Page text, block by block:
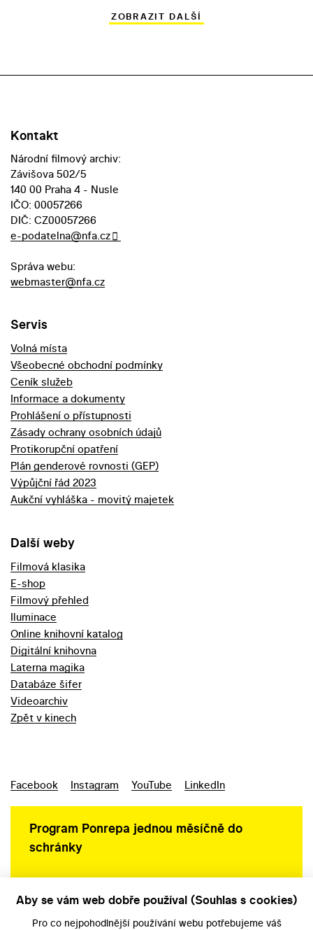
ZOBRAZIT DALŠÍ
Kontakt
Národní filmový archiv:
Závišova 502/5
140 00 Praha 4 - Nusle
IČO: 00057266
DIČ: CZ00057266
e-podatelna@nfa.cz
Správa webu:
webmaster@nfa.cz
Servis
Volná místa
Všeobecné obchodní podmínky
Ceník služeb
Informace a dokumenty
Prohlášení o přístupnosti
Zásady ochrany osobních údajů
Protikorupční opatření
Plán genderové rovnosti (GEP)
Výpůjční řád 2023
Aukční vyhláška - movitý majetek
Další weby
Filmová klasika
E-shop
Filmový přehled
Iluminace
Online knihovní katalog
Digitální knihovna
Laterna magika
Databáze šifer
Videoarchiv
Zpět v kinech
Facebook Instagram YouTube LinkedIn
Program Ponrepa jednou měsíčně do
schránky
Aby se vám web dobře používal (Souhlas s cookies)
Pro co nejpohodlnější používání webu potřebujeme váš